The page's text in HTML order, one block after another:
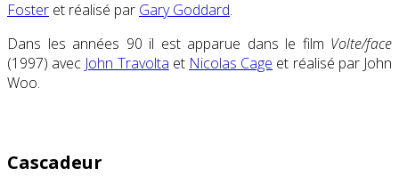
Foster et réalisé par Gary Goddard.
Dans les années 90 il est apparue dans le film Volte/face
(1997) avec John Travolta et Nicolas Cage et réalisé par John
Woo.
Cascadeur